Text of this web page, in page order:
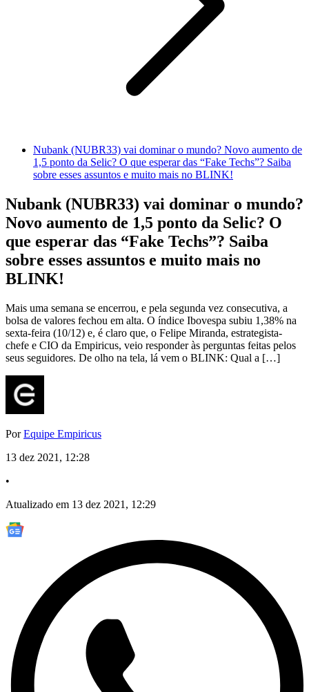
Nubank (NUBR33) vai dominar o mundo? Novo aumento de
1,5 ponto da Selic? O que esperar das “Fake Techs”? Saiba
sobre esses assuntos e muito mais no BLINK!
Nubank (NUBR33) vai dominar o mundo?
Novo aumento de 1,5 ponto da Selic? O
que esperar das “Fake Techs”? Saiba
sobre esses assuntos e muito mais no
BLINK!
Mais uma semana se encerrou, e pela segunda vez consecutiva, a
bolsa de valores fechou em alta. O índice Ibovespa subiu 1,38% na
sexta-feira (10/12) e, é claro que, o Felipe Miranda, estrategista-
chefe e CIO da Empiricus, veio responder às perguntas feitas pelos
seus seguidores. De olho na tela, lá vem o BLINK: Qual a […]
PorEquipe Empiricus
13 dez 2021, 12:28
•
Atualizado em 13 dez 2021, 12:29